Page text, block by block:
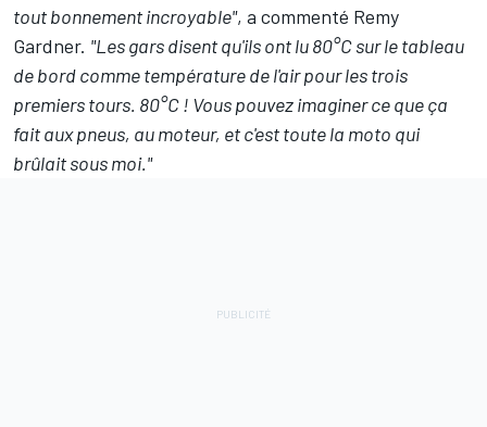
tout bonnement incroyable", a commenté Remy
Gardner. "Les gars disent qu'ils ont lu 80°C sur le tableau
de bord comme température de l'air pour les trois
premiers tours. 80°C ! Vous pouvez imaginer ce que ça
fait aux pneus, au moteur, et c'est toute la moto qui
brûlait sous moi."